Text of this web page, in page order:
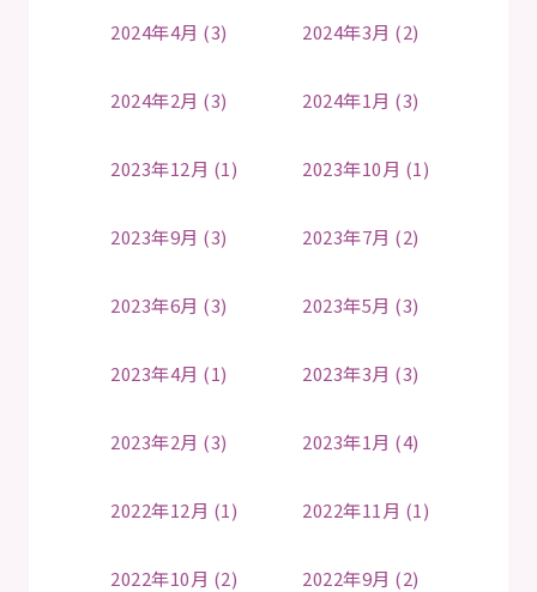
2024年4月 (3) 2024年3月 (2)
2024年2月 (3) 2024年1月 (3)
2023年12月 (1) 2023年10月 (1)
2023年9月 (3) 2023年7月 (2)
2023年6月 (3) 2023年5月 (3)
2023年4月 (1) 2023年3月 (3)
2023年2月 (3) 2023年1月 (4)
2022年12月 (1) 2022年11月 (1)
2022年10月 (2) 2022年9月 (2)